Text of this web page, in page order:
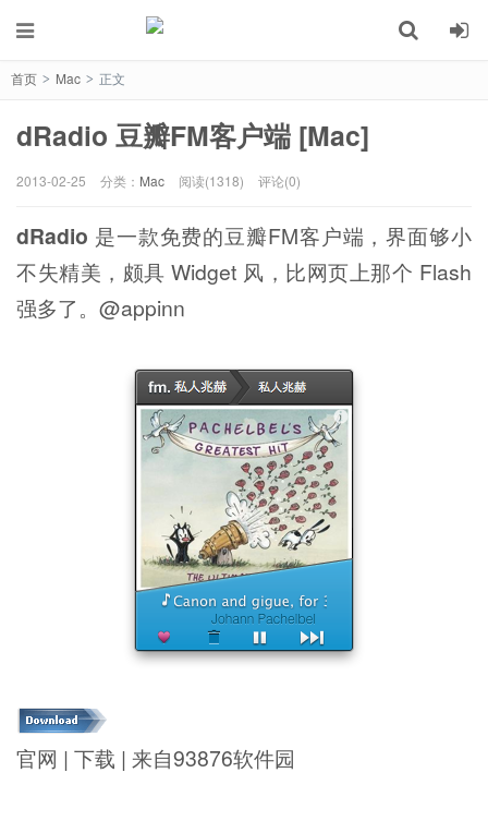
首页 > Mac > 正文
dRadio 豆瓣FM客户端 [Mac]
2013-02-25 分类： Mac 阅读(1318) 评论(0)
dRadio 是一款免费的豆瓣FM客户端，界面够小
不失精美，颇具 Widget 风，比网页上那个 Flash
强多了。@appinn
官网 | 下载 | 来自93876软件园